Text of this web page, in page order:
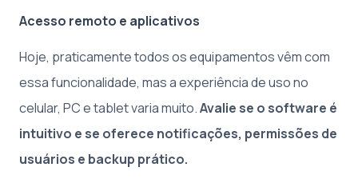
Acesso remoto e aplicativos
Hoje, praticamente todos os equipamentos vêm com
essa funcionalidade, mas a experiência de uso no
celular, PC e tablet varia muito.Avalie se o software é
intuitivo e se oferece notificações, permissões de
usuários e backup prático.